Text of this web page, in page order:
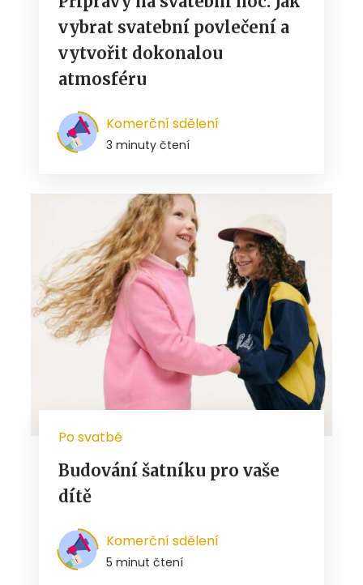
vybrat svatební povlečení a
vytvořit dokonalou
atmosféru
Komerční sdělení
3 minuty čtení
Po svatbě
Budování šatníku pro vaše
dítě
Komerční sdělení
5 minut čtení